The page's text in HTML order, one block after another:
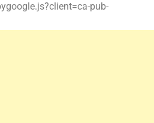
pub-